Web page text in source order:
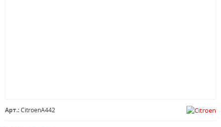
Арт.:CitroenA442